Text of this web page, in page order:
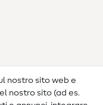
nostro sito web e
nostro sito (ad es.